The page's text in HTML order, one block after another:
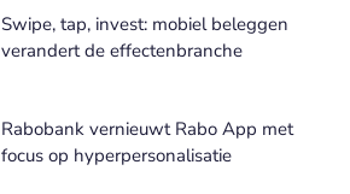
Swipe, tap, invest: mobiel beleggen
verandert de effectenbranche
Rabobank vernieuwt Rabo App met
focus op hyperpersonalisatie